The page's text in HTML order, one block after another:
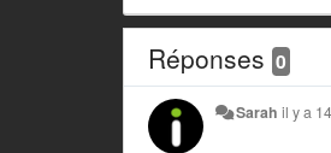
Réponses 0
Sarah il y a